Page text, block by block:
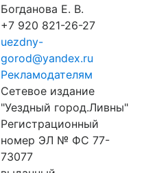
Богданова Е. В.
+7 920 821-26-27
uezdny-
gorod@yandex.ru
Рекламодателям
Сетевое издание
"Уездный город.Ливны"
Регистрационный
номер ЭЛ № ФС 77-
73077